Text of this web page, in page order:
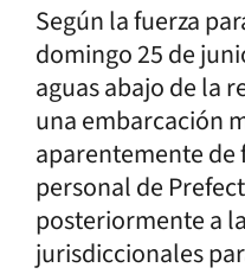
Según la fuerza
domingo 25 de
aguas abajo de la
una embarcación
aparentemente de
personal de
posteriormente a
jurisdiccionales